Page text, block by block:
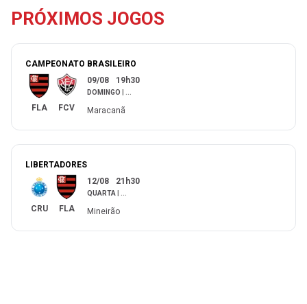
PRÓXIMOS JOGOS
CAMPEONATO BRASILEIRO
FLA FCV
09/08 19h30
DOMINGO
Maracanã
LIBERTADORES
CRU FLA
12/08 21h30
QUARTA
Mineirão